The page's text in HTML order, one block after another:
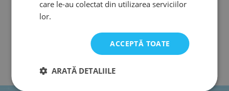
care le-au colectat din utilizarea serviciilor
lor.
ACCEPTĂ TOATE
ARATĂ DETALIILE